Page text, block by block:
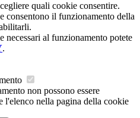
quali cookie consentire.
consentono il funzionamento della
necessari al funzionamento potete
.
non possono essere
l'elenco nella pagina della cookie